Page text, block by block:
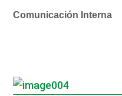
Comunicación Interna